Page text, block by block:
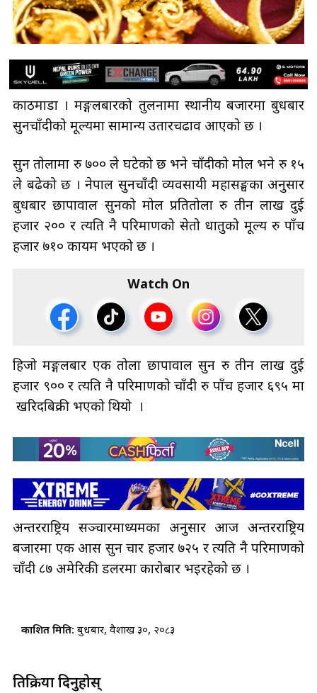
काठमाडौँ । मङ्गलबारको तुलनामा स्थानीय बजारमा बुधबार
सुनचाँदीको मूल्यमा सामान्य उतारचढाव आएको छ ।
सुन तोलामा रु ७०० ले घटेको छ भने चाँदीको मोल भने रु १५
ले बढेको छ । नेपाल सुनचाँदी व्यवसायी महासङ्घका अनुसार
बुधबार छापावाल सुनको मोल प्रतितोला रु तीन लाख दुई
हजार २०० र त्यति नै परिमाणको सेतो धातुको मूल्य रु पाँच
हजार ७१० कायम भएको छ ।
Watch On
हिजो मङ्गलबार एक तोला छापावाल सुन रु तीन लाख दुई
हजार ९०० र त्यति नै परिमाणको चाँदी रु पाँच हजार ६९५ मा
खरिदबिक्री भएको थियो ।
अन्तरराष्ट्रिय सञ्चारमाध्यमका अनुसार आज अन्तरराष्ट्रिय
बजारमा एक औँस सुन चार हजार ७२५ र त्यति नै परिमाणको
चाँदी ८७ अमेरिकी डलरमा कारोबार भइरहेको छ ।
प्रकाशित मिति: बुधबार, वैशाख ३०, २०८३
प्रतिक्रिया दिनुहोस्